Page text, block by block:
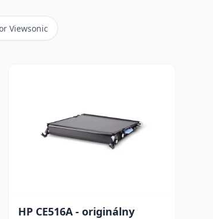
Viewsonic
HP CE516A - originálny